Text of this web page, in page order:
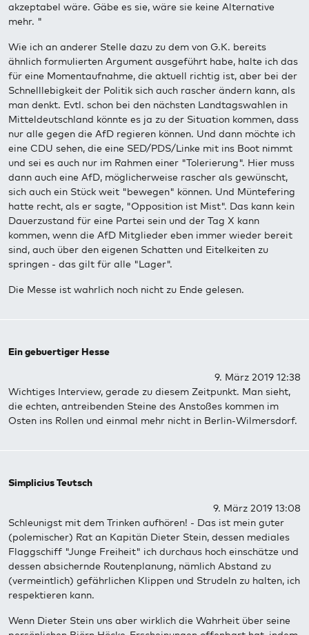
akzeptabel wäre. Gäbe es sie, wäre sie keine Alternative
mehr. "
Wie ich an anderer Stelle dazu zu dem von G.K. bereits
ähnlich formulierten Argument ausgeführt habe, halte ich das
für eine Momentaufnahme, die aktuell richtig ist, aber bei der
Schnelllebigkeit der Politik sich auch rascher ändern kann, als
man denkt. Evtl. schon bei den nächsten Landtagswahlen in
Mitteldeutschland könnte es ja zu der Situation kommen, dass
nur alle gegen die AfD regieren können. Und dann möchte ich
eine CDU sehen, die eine SED/PDS/Linke mit ins Boot nimmt
und sei es auch nur im Rahmen einer "Tolerierung". Hier muss
dann auch eine AfD, möglicherweise rascher als gewünscht,
sich auch ein Stück weit "bewegen" können. Und Müntefering
hatte recht, als er sagte, "Opposition ist Mist". Das kann kein
Dauerzustand für eine Partei sein und der Tag X kann
kommen, wenn die AfD Mitglieder eben immer wieder bereit
sind, auch über den eigenen Schatten und Eitelkeiten zu
springen - das gilt für alle "Lager".
Die Messe ist wahrlich noch nicht zu Ende gelesen.
Ein gebuertiger Hesse
9. März 2019 12:38
Wichtiges Interview, gerade zu diesem Zeitpunkt. Man sieht,
die echten, antreibenden Steine des Anstoßes kommen im
Osten ins Rollen und einmal mehr nicht in Berlin-Wilmersdorf.
Simplicius Teutsch
9. März 2019 13:08
Schleunigst mit dem Trinken aufhören! - Das ist mein guter
(polemischer) Rat an Kapitän Dieter Stein, dessen mediales
Flaggschiff "Junge Freiheit" ich durchaus hoch einschätze und
dessen absichernde Routenplanung, nämlich Abstand zu
(vermeintlich) gefährlichen Klippen und Strudeln zu halten, ich
respektieren kann.
Wenn Dieter Stein uns aber wirklich die Wahrheit über seine